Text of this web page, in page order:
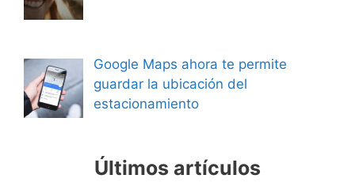
Google Maps ahora te permite
guardar la ubicación del
estacionamiento
Últimos artículos